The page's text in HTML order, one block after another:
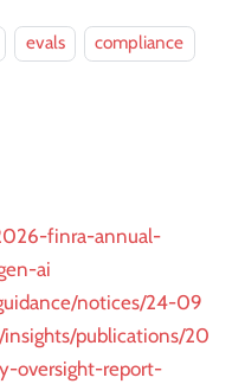
evals
compliance
finra-annual-
ai
notices/24-09
publications/20
oversight-report-